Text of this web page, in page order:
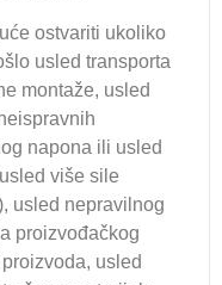
ostvariti ukoliko
usled transporta
montaže, usled
napona ili usled
više sile
usled nepravilnog
proizvođačkog
usled